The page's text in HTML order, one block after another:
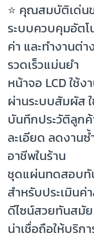
⭐ คุณสมบัติเด่น
ระบบควบคุมอัต
ค่า และทำงานต่า
รวดเร็วแม่นยำ
หน้าจอ LCD ใช้
ผ่านระบบสัมผัส
บันทึกประวัติลูก
ละเอียด ลดงาน
อาชีพในร้าน
ชุดแผ่นทดสอบ
สำหรับประเมิน
ดีไซน์สวยทันสมัย
น่าเชื่อถือให้บริกา